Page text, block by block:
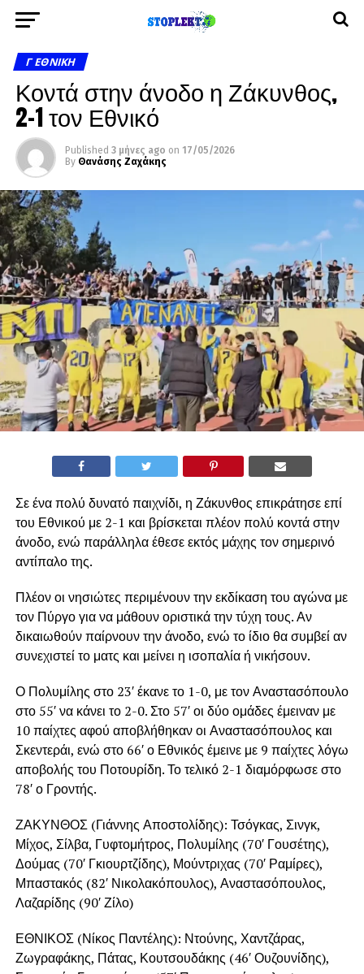
Γ ΕΘΝΙΚΉ
Κοντά στην άνοδο η Ζάκυνθος,
2-1 τον Εθνικό
Published 3 μήνες ago on 17/05/2026
By Θανάσης Ζαχάκης
Σε ένα πολύ δυνατό παιχνίδι, η Ζάκυνθος επικράτησε επί
του Εθνικού με 2-1 και βρίσκεται πλέον πολύ κοντά στην
άνοδο, ενώ παράλληλα έθεσε εκτός μάχης τον σημερινό
αντίπαλο της.
Πλέον οι νησιώτες περιμένουν την εκδίκαση του αγώνα με
τον Πύργο για να μάθουν οριστικά την τύχη τους. Αν
δικαιωθούν παίρνουν την άνοδο, ενώ το ίδιο θα συμβεί αν
συνεχιστεί το ματς και μείνει η ισοπαλία ή νικήσουν.
Ο Πολυμίλης στο 23′ έκανε το 1-0, με τον Αναστασόπουλο
στο 55′ να κάνει το 2-0. Στο 57′ οι δύο ομάδες έμειναν με
10 παίχτες αφού αποβλήθηκαν οι Αναστασόπουλος και
Σκεντεράι, ενώ στο 66′ ο Εθνικός έμεινε με 9 παίχτες λόγω
αποβολής του Ποτουρίδη. Το τελικό 2-1 διαμόρφωσε στο
78′ ο Γροντής.
ΖΑΚΥΝΘΟΣ (Γιάννης Αποστολίδης): Τσόγκας, Σινγκ,
Μίχος, Σίλβα, Γυφτομήτρος, Πολυμίλης (70′ Γουσέτης),
Δούμας (70′ Γκιουρτζίδης), Μούντριχας (70′ Ραμίρες),
Μπαστακός (82′ Νικολακόπουλος), Αναστασόπουλος,
Λαζαρίδης (90′ Ζίλο)
ΕΘΝΙΚΟΣ (Νίκος Παντέλης): Ντούνης, Χαντζάρας,
Ζωγραφάκης, Πάτας, Κουτσουδάκης (46′ Ουζουνίδης),